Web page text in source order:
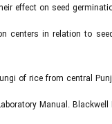
effect on seed
centers in relation to
of rice from central
Manual.